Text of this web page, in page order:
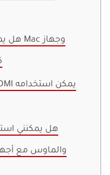
والماوس مع